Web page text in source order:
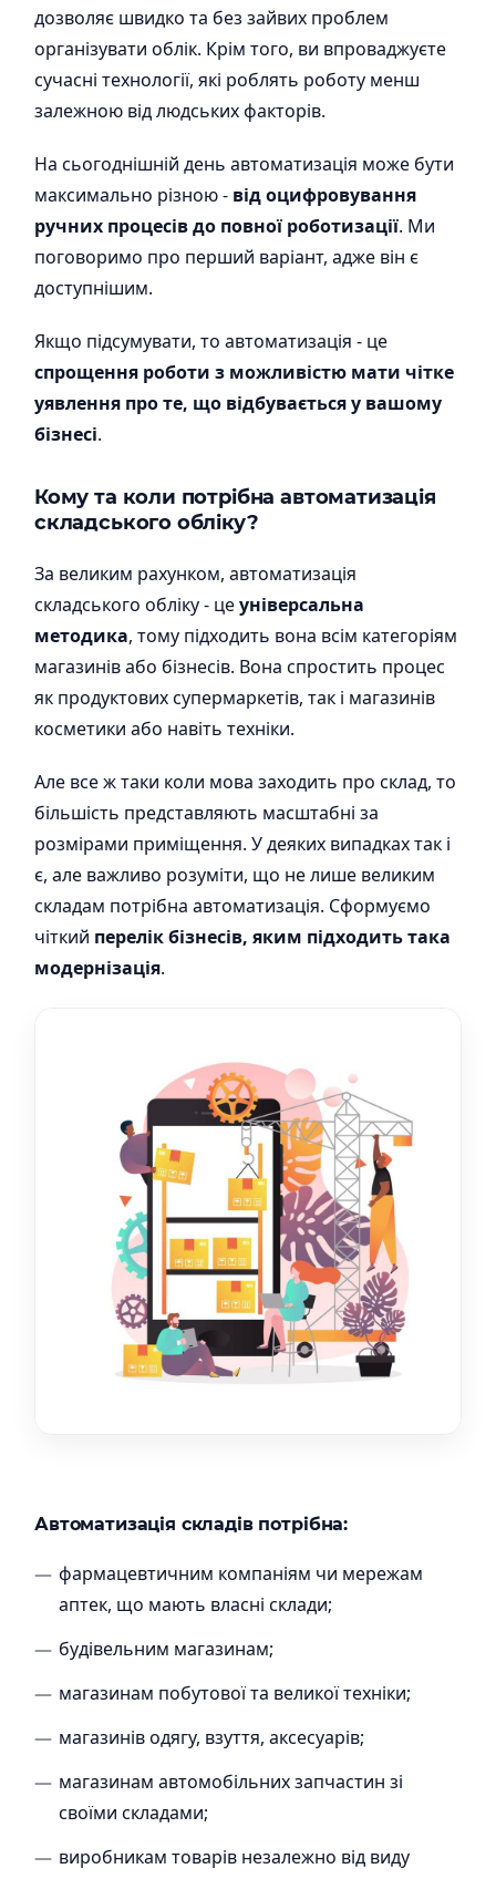
дозволяє швидко та без зайвих проблем
організувати облік. Крім того, ви впроваджуєте
сучасні технології, які роблять роботу менш
залежною від людських факторів.
На сьогоднішній день автоматизація може бути
максимально різною - від оцифровування
ручних процесів до повної роботизації. Ми
поговоримо про перший варіант, адже він є
доступнішим.
Якщо підсумувати, то автоматизація - це
спрощення роботи з можливістю мати чітке
уявлення про те, що відбувається у вашому
бізнесі.
Кому та коли потрібна автоматизація
складського обліку?
За великим рахунком, автоматизація
складського обліку - цеуніверсальна
методика, тому підходить вона всім категоріям
магазинів або бізнесів. Вона спростить процес
як продуктових супермаркетів, так і магазинів
косметики або навіть техніки.
Але все ж таки коли мова заходить про склад, то
більшість представляють масштабні за
розмірами приміщення. У деяких випадках так і
є, але важливо розуміти, що не лише великим
складам потрібна автоматизація. Сформуємо
чіткий перелік бізнесів, яким підходить така
модернізація.
Автоматизація складів потрібна:
фармацевтичним компаніям чи мережам
аптек, що мають власні склади;
будівельним магазинам;
магазинам побутової та великої техніки;
магазинів одягу, взуття, аксесуарів;
магазинам автомобільних запчастин зі
своїми складами;
виробникам товарів незалежно від виду